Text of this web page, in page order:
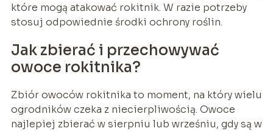
które mogą atakować rokitnik. W razie potrzeby
stosuj odpowiednie środki ochrony roślin.
Jak zbierać i przechowywać
owoce rokitnika?
Zbiór owoców rokitnika to moment, na który wielu
ogrodników czeka z niecierpliwością. Owoce
najlepiej zbierać w sierpniu lub wrześniu, gdy są w